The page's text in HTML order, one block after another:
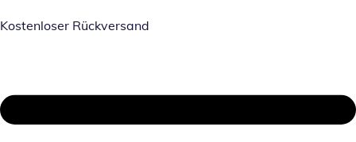
Kostenloser Rückversand